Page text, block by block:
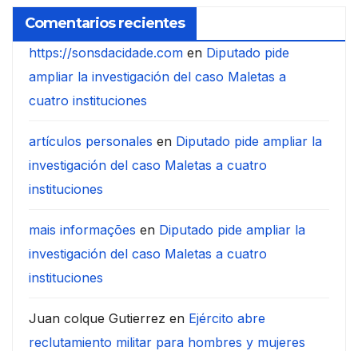
Comentarios recientes
https://sonsdacidade.com en Diputado pide
ampliar la investigación del caso Maletas a
cuatro instituciones
artículos personales en Diputado pide ampliar la
investigación del caso Maletas a cuatro
instituciones
mais informações en Diputado pide ampliar la
investigación del caso Maletas a cuatro
instituciones
Juan colque Gutierrez en Ejército abre
reclutamiento militar para hombres y mujeres